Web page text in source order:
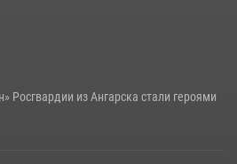
Росгвардии из Ангарска стали героями